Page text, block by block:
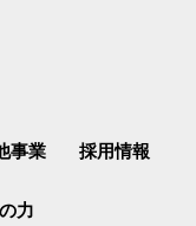
事業 採用情報
力